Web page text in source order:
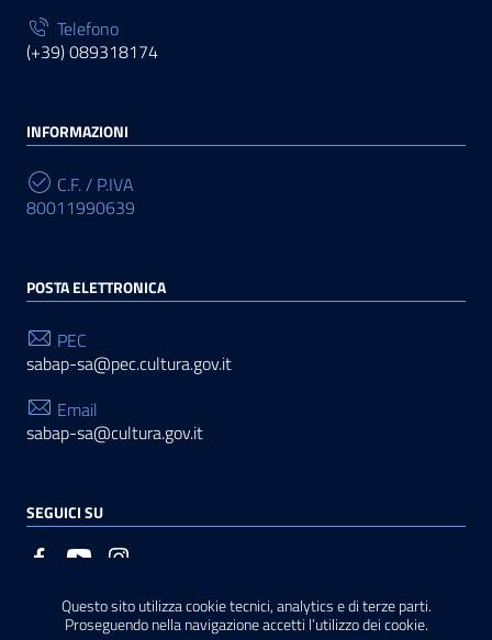
Questo sito utilizza cookie tecnici, analytics e di terze parti.
Proseguendo nella navigazione accetti l’utilizzo dei cookie.
Telefono
(+39) 089318174
INFORMAZIONI
C.F. / P.IVA
80011990639
POSTA ELETTRONICA
PEC
sabap-sa@pec.cultura.gov.it
Email
sabap-sa@cultura.gov.it
SEGUICI SU
Sezione Link Utili
Privacy | Cookie policy | Note legali | Contatti |Basato